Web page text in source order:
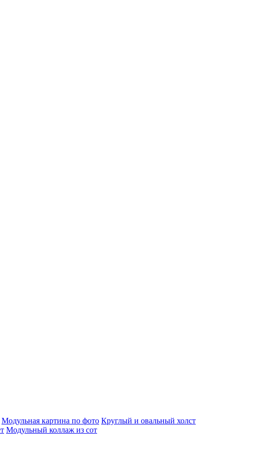
Модульная картина по фото Круглый и овальный холст
Модульный коллаж из сот